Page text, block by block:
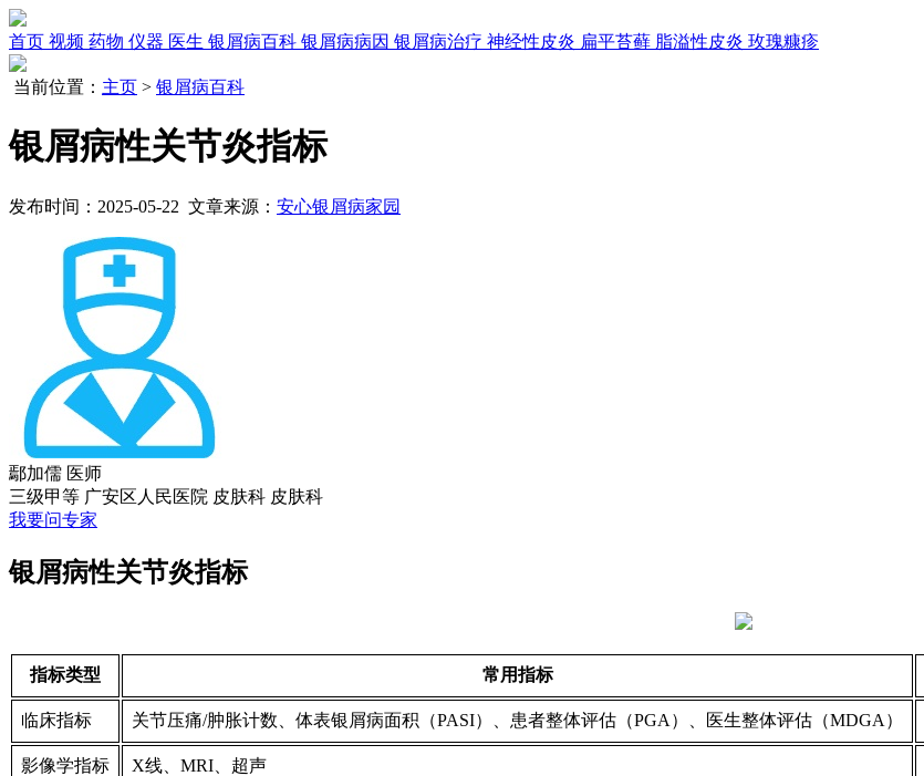
首页 视频 药物 仪器 医生 银屑病百科 银屑病病因 银屑病治疗 神经性皮炎 扁平苔藓 脂溢性皮炎 玫瑰糠疹
当前位置： 主页 > 银屑病百科
银屑病性关节炎指标
发布时间：2025-05-22 文章来源： 安心银屑病家园
鄢加儒 医师
三级甲等 广安区人民医院 皮肤科 皮肤科
我要问专家
银屑病性关节炎指标
指标类型 常用指标
临床指标 关节压痛/肿胀计数、体表银屑病面积（PASI）、患者整体评估（PGA）、医生整体评估（MDGA）
影像学指标 X线、MRI、超声